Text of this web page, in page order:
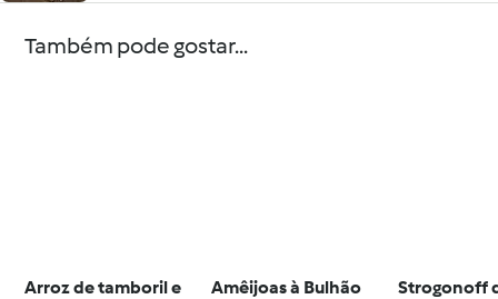
Também pode gostar...
Arroz de tamboril e
Amêijoas à Bulhão
Strogonoff